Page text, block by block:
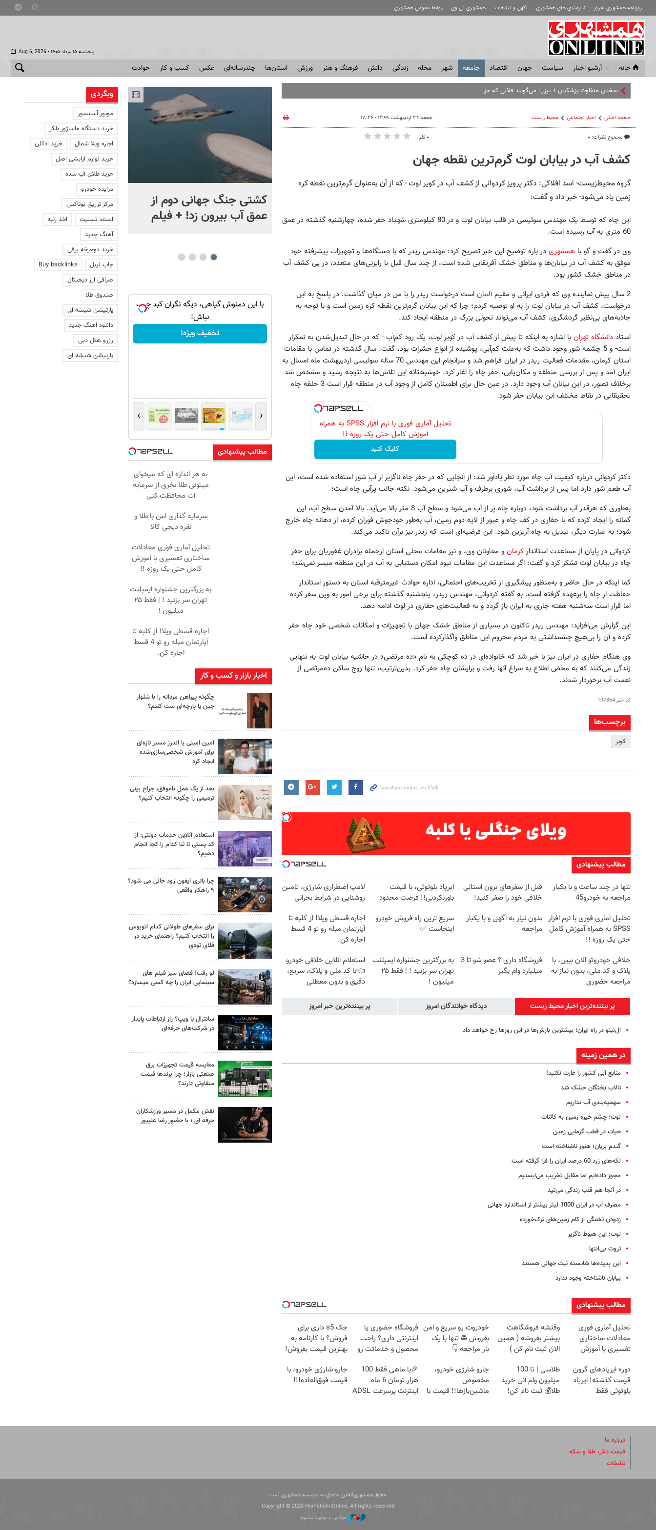
روزنامه همشهری امروز نیازمندی های همشهری آگهی و تبلیغات همشهری تی وی روابط عمومی همشهری
Aug 6, 2026 - پنجشنبه ۱۵ مرداد ۱۴۰۵
خانه آرشیو اخبار سياست جهان اقتصاد جامعه شهر محله زندگی دانش فرهنگ و هنر ورزش استان‌ها چندرسانه‌ای عکس کسب و کار حوادث
سخنان متفاوت پزشکیان + تیزر | می‌گویند فلانی که حزب اللهی بود را
صفحه اصلی اخبار اجتماعی محیط زیست
مجموع نظرات: ۰
جمعه ۳۱ اردیبهشت ۱۳۸۹ - ۱۸:۲۴
۰ نفر
کشف آب در بیابان لوت گرم‌ترین نقطه جهان
گروه محیط‌زیست- اسد افلاکی: دکتر پرویز کردوانی از کشف آب در کویر لوت - که از آن به‌عنوان گرم‌ترین نقطه کره
زمین یاد می‌شود- خبر داد و گفت:
این چاه که توسط یک مهندس سوئیسی در قلب بیابان لوت و در 80 کیلومتری شهداد حفر شده، چهارشنبه گذشته در عمق
60 متری به آب رسیده است.
وی در گفت و گو با همشهری در باره توضیح این خبر تصریح کرد: مهندس ریدر که با دستگاه‌ها و تجهیزات پیشرفته خود
موفق به کشف آب در بیابان‌ها و مناطق خشک آفریقایی شده است، از چند سال قبل با رایزنی‌های متعدد، در پی کشف آب
در مناطق خشک کشور بود.
2 سال پیش نماینده وی که فردی ایرانی و مقیم
آلمان است درخواست ریدر را با من در میان گذاشت. در پاسخ به این
درخواست، کشف آب در بیابان لوت را به او توصیه کردم؛ چرا که این بیابان گرم‌ترین نقطه کره زمین است و با توجه به
جاذبه‌های بی‌نظیر گردشگری، کشف آب می‌تواند تحولی بزرگ در منطقه ایجاد کند.
استاد دانشگاه تهران با اشاره به اینکه تا پیش از کشف آب در کویر لوت، یک رود کم‌آب - که در حال تبدیل‌شدن به نمکزار
است- و 5 چشمه شور وجود داشت که به‌علت کم‌آبی، پوشیده از انواع حشرات بود، گفت: سال گذشته در تماس با مقامات
استان کرمان، مقدمات فعالیت ریدر در ایران فراهم شد و سرانجام این مهندس 70 ساله سوئیسی اردیبهشت ماه امسال به
ایران آمد و پس از بررسی منطقه و مکان‌یابی، حفر چاه را آغاز کرد. خوشبختانه این تلاش‌ها به نتیجه رسید و مشخص شد
برخلاف تصور، در این بیابان آب وجود دارد. در عین حال برای اطمینان کامل از وجود آب در منطقه قرار است 3 حلقه چاه
تحقیقاتی در نقاط مختلف این بیابان حفر شود.
تحلیل آماری فوری با نرم افزار SPSS به همراه
آموزش کامل حتی یک روزه !!
کلیک کنید
دکتر کردوانی درباره کیفیت آب چاه مورد نظر یادآور شد: از آنجایی که در حفر چاه ناگزیر از آب شور استفاده شده است، این
آب طعم شور دارد اما پس از برداشت آب، شوری برطرف و آب شیرین می‌شود. نکته جالب پرآبی چاه است؛
به‌طوری که هرقدر آب برداشت ‌شود، دوباره چاه پر از آب می‌شود و سطح آب 8 متر بالا می‌آید. بالا آمدن سطح آب، این
گمانه را ایجاد کرده که با حفاری در کف چاه و عبور از لایه دوم زمین، آب به‌طور خودجوش فوران کرده، از دهانه چاه خارج
شود؛ به عبارت دیگر، تبدیل به چاه آرتزین شود. این فرضیه‌ای است که ریدر نیز برآن تاکید می‌کند.
کردوانی در پایان از مساعدت استاندارکرمان و معاونان وی، و نیز مقامات محلی استان ازجمله برادران غفوریان برای حفر
چاه در بیابان لوت تشکر کرد و گفت: اگر مساعدت این مقامات نبود امکان دستیابی به آب در این منطقه میسر نمی‌شد؛
کما اینکه در حال حاضر و به‌منظور پیشگیری از تخریب‌های احتمالی، اداره حوادث غیرمترقبه استان به دستور استاندار
حفاظت از چاه را برعهده گرفته است. به گفته کردوانی، مهندس ریدر، پنجشنبه گذشته برای برخی امور به وین سفر کرده
اما قرار است سه‌شنبه هفته جاری به ایران باز گردد و به فعالیت‌های حفاری در لوت ادامه دهد.
این گزارش می‌افزاید: مهندس ریدر تا‌کنون در بسیاری از مناطق خشک جهان با تجهیزات و امکانات شخصی خود چاه حفر
کرده و آن را بی‌هیچ چشمداشتی به مردم محروم این مناطق واگذارکرده است.
وی هنگام حفاری در ایران نیز با خبر شد که خانواده‌ای در ده کوچکی به نام «ده مرتضی» در حاشیه بیابان لوت به تنهایی
زندگی می‌کنند که به محض اطلاع به سراغ آنها رفت و برایشان چاه حفر کرد. بدین‌ترتیب، تنها زوج ساکن ده‌مرتضی از
نعمت آب برخوردار شدند.
کد خبر107864
برچسب‌ها
کویر
مطالب پیشنهادی
تنها در چند ساعت و با یکبار
مراجعه به خودرو45
قبل از سفرهای برون استانی
خلافی خود را صفر کنید!
ایرپاد بلوتوثی، با قیمت
باورنکردنی!! فرصت محدود
لامپ اضطراری شارژی، تامین
روشنایی در شرایط بحرانی
تحلیل آماری فوری با نرم افزار
SPSS به همراه آموزش کامل
حتی یک روزه !!
بدون نیاز به آگهی و با یکبار
مراجعه
سریع ترین راه فروش خودرو
اینجاست ✅
اجاره‌ قسطی ویلا! از کلبه تا
آپارتمان مبله رو تو 4 قسط
اجاره کن.
خلافی خودروتو الان ببین، با
پلاک و کد ملی، بدون نیاز به
مراجعه حضوری
فروشگاه داری ؟ عضو شو تا 3
میلیارد وام بگیر
به بزرگترین جشنواره ایمپلنت
تهران سر بزنید ! | فقط ۲۵
میلیون !
استعلام آنلاین خلافی خودرو
👈با کد ملی و پلاک، سریع،
دقیق و بدون معطلی
پر بیننده‌ترین اخبار محیط زیست دیدگاه خوانندگان امروز پر بیننده‌ترین خبر امروز
ال‌نینو در راه ایران؛ بیشترین بارش‌ها در این روزها رخ خواهد داد
در همین زمینه
منابع آبی کشور را غارت نکنید!
تالاب بختگان خشک شد
سهمیه‌بندی آب نداریم
لوت؛ چشم خیره زمین به کائنات
حیات در قطب گرمایی زمین
گندم بریان؛ هنوز ناشناخته است
لکه‌های زرد 60 درصد ایران را فرا گرفته است
مجوز داده‌ایم اما مقابل تخریب می‌ایستیم
در آنجا هم قلب زندگی می‌تپد
مصرف آب در ایران 1000 لیتر بیشتر از استاندارد جهانی
زدودن تشنگی از کام زمین‌های ترک‌خورده
لوت؛ ‌این هبوط ناگزیر
ثروت بی‌انتها
این پدیده‌ها شایسته ثبت جهانی هستند
بیابان ناشناخته وجود ندارد
مطالب پیشنهادی
تحلیل آماری فوری
معادلات ساختاری
تفسیری با آموزش
وقتشه فروشگاهت
بیشتر بفروشه ( همین
الان ثبت نام کن )
خودروت رو سریع و امن
بفروش 🚘 تنها با یک
بار مراجعه 👇
فروشگاه حضوری یا
اینترنتی داری؟ راحت
محصول و خدماتت رو
جک s5 داری برای
فروش؟ با کارنامه به
بهترین قیمت بفروش!
دوره ایرپاد‌های گرون
قیمت گذشته! ایرپاد
بلوتوثی فقط
طلاسی | تا 100
میلیون وام آنی خرید
طلا💰 ثبت نام کن!
جارو شارژی خودرو،
مخصوص
ماشین‌باز‌ها!! قیمت با
🎉با ماهی فقط 100
هزار تومان 6 ماه
اینترنت پرسرعت ADSL
جارو شارژی خودرو، با
قیمت فوق‌العاده!!!
فشار بر ترامپ
کشتی‌ جنگ جهانی دوم از
عمق آب بیرون زد! + فیلم
افشای اطلاعات برای ترور
بارون ترامپ | ماجرای قرار
عاشقانه با یک زن
نگران گرما نباش!🔥پنکه رومیزی مه
پاش بخر 🔥
الان سفارش بده!
شست و شوی عمقی کبد با دمنوش سم زدای
گیاهی
تخفیف ویژه!
جک s5 داری برای فروش؟ با کارنامه به
ثبت درخواست
با این دمنوش گیاهی، دیگه نگران کبد چرب
نباش!
تخفیف ویژه!
‹
›
مطالب پیشنهادی
به هر اندازه ای که میخوای
میتونی طلا بخری از سرمایه
ات محافظت کنی
سرمایه گذاری امن با طلا و
نقره دیجی کالا
تحلیل آماری فوری معادلات
ساختاری تفسیری با آموزش
کامل حتی یک روزه !!
به بزرگترین جشنواره ایمپلنت
تهران سر بزنید ! | فقط ۲۵
میلیون !
اجاره‌ قسطی ویلا! از کلبه تا
آپارتمان مبله رو تو 4 قسط
اجاره کن.
اخبار بازار و کسب و کار
چگونه پیراهن مردانه را با شلوار
جین یا پارچه‌ای ست کنیم؟
امین امینی با اندرز مسیر تازه‌ای
برای آموزش شخصی‌سازی‌شده
ایجاد کرد
بعد از یک عمل ناموفق، جراح بینی
ترمیمی را چگونه انتخاب کنیم؟
استعلام آنلاین خدمات دولتی: از
کد پستی تا ثنا کدام را کجا انجام
دهیم؟
چرا باتری آیفون زود خالی می شود؟
۹ راهکار واقعی
برای سفرهای طولانی کدام اتوبوس
را انتخاب کنیم؟ راهنمای خرید در
فلای تودی
لو رفت! فضای سبز فیلم های
سینمایی ایران را چه کسی میسازد؟
سانترال یا ویپ؟ راز ارتباطات پایدار
در شرکت‌های حرفه‌ای
مقایسه قیمت تجهیزات برق
صنعتی بازار؛ چرا برندها قیمت
متفاوتی دارند؟
نقش مکمل در مسیر ورزشکاران
حرفه ای ؛ با حضور رضا علیپور
وبگردی
موتور آسانسور
خرید دستگاه ماساژور بلکر
اجاره ویلا شمال
خرید ادکلن
خرید لوازم آرایشی اصل
خرید طلای آب شده
مزایده خودرو
مرکز تزریق بوتاکس
استند تسلیت
اخذ رتبه
آهنگ جدید
خرید دوچرخه برقی
چاپ لیبل
Buy backlinks
صرافی ارز دیجیتال
صندوق طلا
پارتیشن شیشه ای
دانلود اهنگ جدید
رزرو هتل دبی
پارتیشن شیشه ای
درباره ما
قیمت دلار، طلا و سکه
تبلیغات
حقوق همشهری‌آنلاین متعلق به موسسه همشهری است
Copyright © 2020 HamshahriOnline, All rights reserved
طراحی و تولید: نستوه